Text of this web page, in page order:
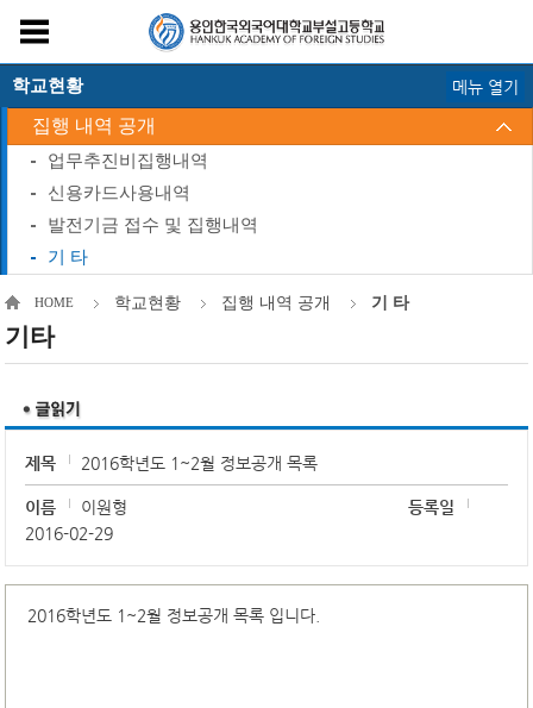
학교현황
집행 내역 공개
업무추진비집행내역
신용카드사용내역
발전기금 접수 및 집행내역
기 타
메뉴 열기
HOME 학교현황 집행 내역 공개 기 타
기타
제목 2016학년도 1~2월 정보공개 목록
이름 이원형
등록일
2016-02-29
2016학년도 1~2월 정보공개 목록 입니다.